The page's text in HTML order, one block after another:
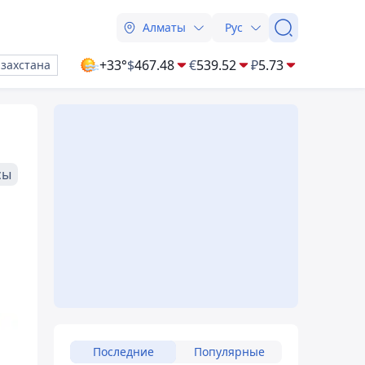
Алматы Рус
+33°$467.48 €539.52 ₽5.73
Последние Популярные